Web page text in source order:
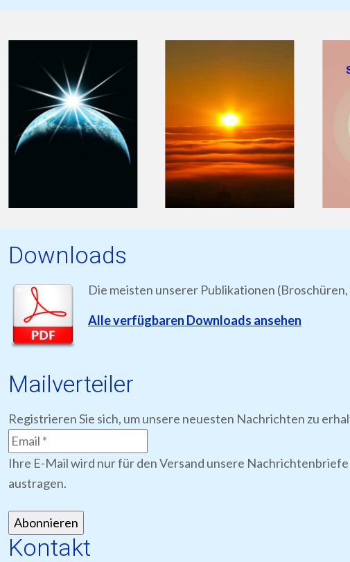
Downloads
Die meisten unserer Publikationen
Alle verfügbaren Downloads ansehen
Mailverteiler
Registrieren Sie sich, um unsere neuesten Nachrichten zu
Ihre E-Mail wird nur für den Versand unsere
austragen.
Kontakt